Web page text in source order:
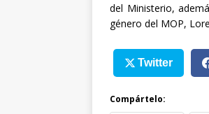
del Ministerio,
género del MOP,
Twitter
Compártelo: